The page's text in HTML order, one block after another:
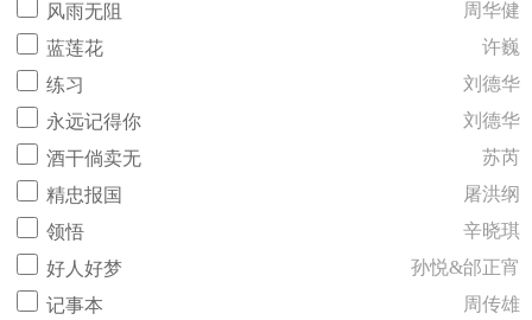
风雨无阻
周华健
蓝莲花
许巍
练习
刘德华
永远记得你
刘德华
酒干倘卖无
苏芮
精忠报国
屠洪纲
领悟
辛晓琪
好人好梦
孙悦&邰正宵
记事本
周传雄